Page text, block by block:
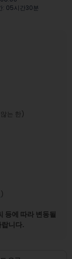
: 05시간30분
는 한)
)
에 따라 변동될
니다.